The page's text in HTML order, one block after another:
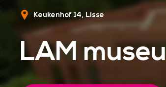
Keukenhof 14 Lisse
LAM